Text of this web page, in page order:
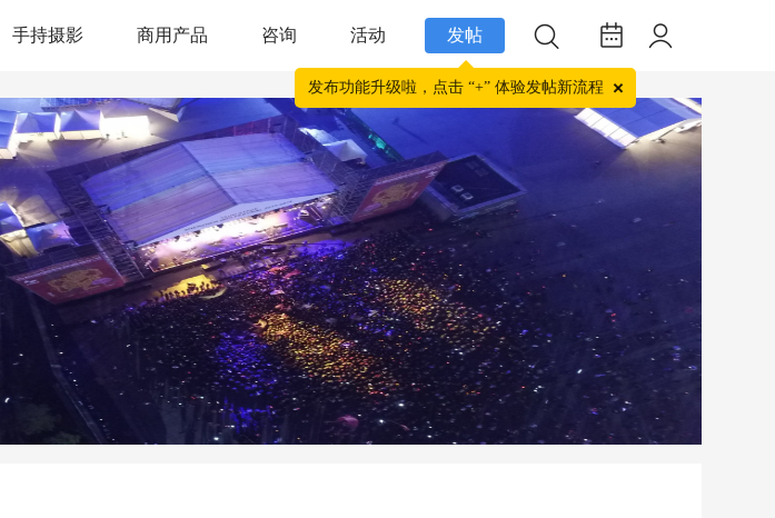
手持摄影 商用产品 咨询 活动 发帖
发布功能升级啦，点击 “+” 体验发帖新流程